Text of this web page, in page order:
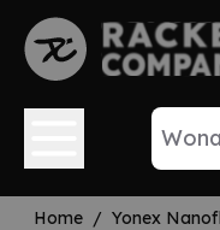
Direkt zum Inhalt
Home / Yonex